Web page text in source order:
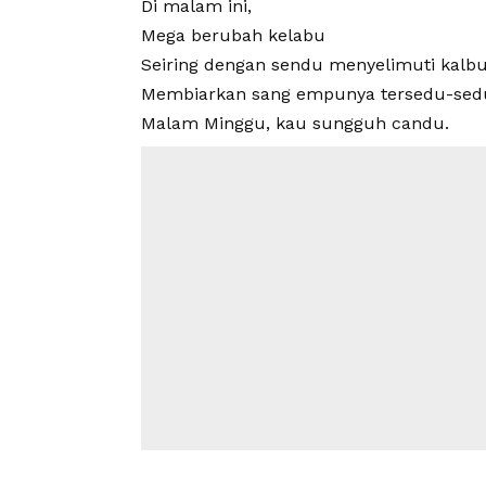
Di malam ini,
Mega berubah kelabu
Seiring dengan sendu menyelimuti
Membiarkan sang empunya tersedu-
Malam Minggu, kau sungguh candu.